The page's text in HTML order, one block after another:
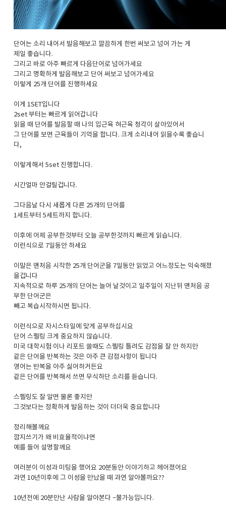
단어는 소리 내어서 발음해보고 깔끔하게 한번 써보고 넘어 가는 게
제일 좋습니다.
그리고 바로 아주 빠르게 다음단어로 넘어가세요
그리고 명확하게 발음해보고 단어 써보고 넘어가세요
이렇게 25개 단어를 진행하세요
이게 1SET입니다
2set 부터는 빠르게 읽어갑니다
읽을 때 단어를 발음할 때 나의 입근육 혀근육 청각이 살아있어서
그 단어를 보면 근육들이 기억을 합니다. 크게 소리내어 읽을수록 좋습니
다,
이렇게해서 5set 진행합니다.
시간얼마 안걸릴겁니다.
그다음날 다시 새롭게 다른 25개의 단어를
1세트부터 5세트까지 합니다.
이후에 어제 공부한것부터 오늘 공부한것까지 빠르게 읽습니다.
이런식으로 7일동안 하세요
이말은 맨처음 시작한 25개 단어군을 7일동안 읽었고 어느정도는 익숙해졌
을겁니다
지속적으로 하루 25개의 단어는 늘어 날것이고 일주일이 지난뒤 맨처음 공
부한 단어군은
빼고 복습시작하시면 됩니다.
이런식으로 자시스타일에 맞게 공부하십시요
단어 스펠링 크게 중요하지 않습니다.
미국 대학시험 이나 리포트 쓸때도 스펠링 틀려도 감점을 잘 안 하지만
같은 단어을 반복하는 것은 아주 큰 감점사항이 됩니다
영어는 반복을 아주 싫어하거든요
같은 단어를 반복해서 쓰면 무식하단 소리를 듣습니다.
스펠링도 잘 알면 물론 좋지만
그것보다는 정확하게 발음하는 것이 더더욱 중요합니다
정리해볼께요
깜지쓰기가 왜 비효율적이냐면
예를 들어 설명할께요
여러분이 이성과 미팅을 했어요 20분동안 이야기하고 헤어졌어요
과연 10년이후에 그 이성을 만났을 때 과연 알아볼까요??
10년전에 20분만난 사람을 알아본다 –불가능입니다.